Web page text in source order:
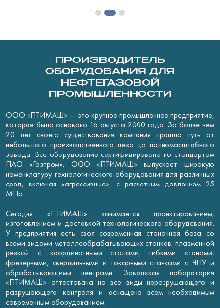
ПРОИЗВОДИТЕЛЬ
ОБОРУДОВАНИЯ ДЛЯ
НЕФТЕГАЗОВОЙ
ПРОМЫШЛЕННОСТИ
ООО «ПТИМАШ» — это крупное промышленное предприятие,
которое было основано 16 августа 2000 года. За более чем
20 лет своего существования компания прошла путь от
небольшого производственного цеха до полномасштабного
завода. Все оборудование сертифицировано по стандартам
ПАО «Газпром». ООО «ПТИМАШ» выпускает широкую
номенклатуру технологического оборудования для различных
сред, включая «агрессивные», с расчетным давлением 25
МПа.
Сегодня «ПТИМАШ» занимается проектированием,
изготовлением и доставкой технологического оборудования.
У предприятия есть своя современная станочная база со
всеми видами металлообрабатывающих станков: плазменной
резкой с координатными столами, гибкими станами,
фрезерными, сверлильными и токарными станками с ЧПУ и
обрабатывающими центрами. Заводская лаборатория
«ПТИМАШ» аттестована на все виды неразрушающего и
разрушающего контроля и оснащена всем необходимым
современным оборудованием.